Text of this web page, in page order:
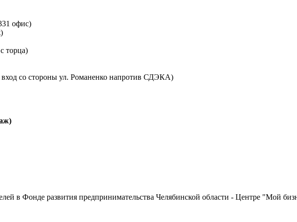
офис)
торца)
вход со стороны ул. Романенко напротив СДЭКА)
в Фонде развития предпринимательства Челябинской области - Центре "Мой